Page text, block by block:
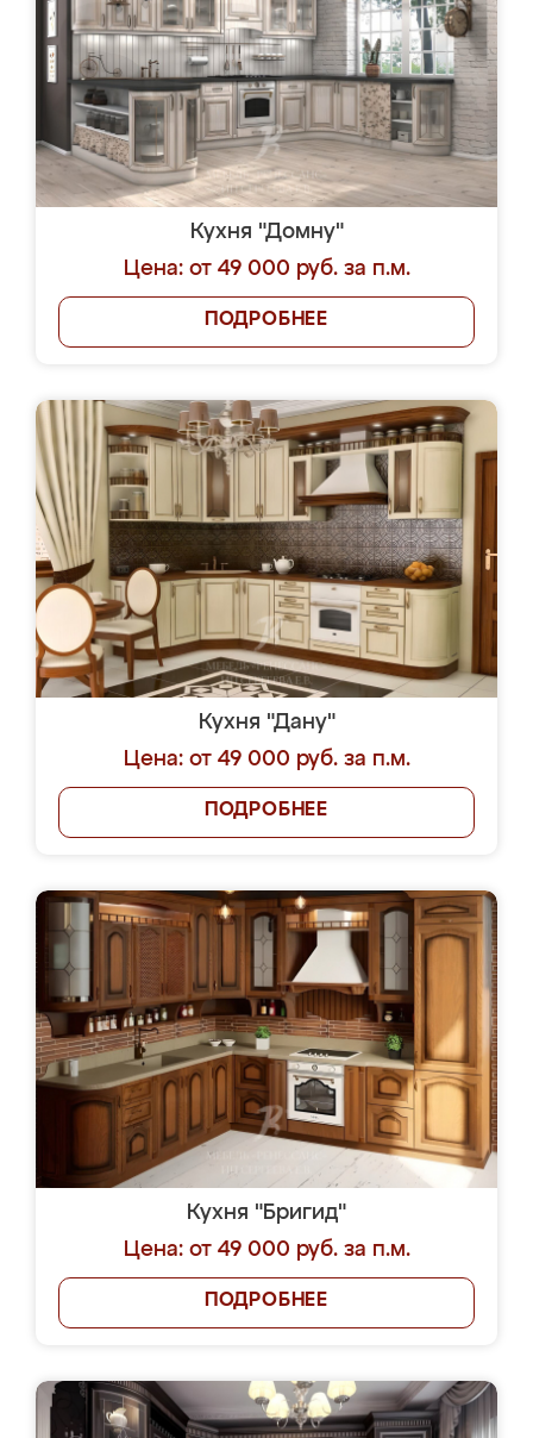
Кухня "Домну"
Цена: от 49 000 руб. за п.м.
ПОДРОБНЕЕ
Кухня "Дану"
Цена: от 49 000 руб. за п.м.
ПОДРОБНЕЕ
Кухня "Бригид"
Цена: от 49 000 руб. за п.м.
ПОДРОБНЕЕ